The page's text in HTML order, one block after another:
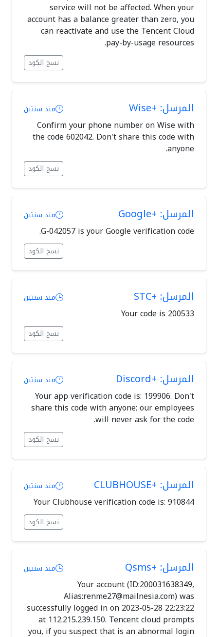
service will not be affected. When your
account has a balance greater than zero, you
can reactivate and use the Tencent Cloud
pay-by-usage resources.
نسخ الكود
المرسل: +Wise منذ سنتين
Confirm your phone number on Wise with
the code 602042. Don't share this code with
anyone.
نسخ الكود
المرسل: +Google منذ سنتين
G-042057 is your Google verification code.
نسخ الكود
المرسل: +STC منذ سنتين
Your code is 200533
نسخ الكود
المرسل: +Discord منذ سنتين
Your app verification code is: 199906. Don't
share this code with anyone; our employees
will never ask for the code.
نسخ الكود
المرسل: +CLUBHOUSE منذ سنتين
Your Clubhouse verification code is: 910844
نسخ الكود
المرسل: +Qsms منذ سنتين
Your account (ID:200031638349,
Alias:renme27@mailnesia.com) was
successfully logged in on 2023-05-28 22:23:22
at 112.215.239.150. Tencent cloud prompts
you, if you suspect that is an abnormal login